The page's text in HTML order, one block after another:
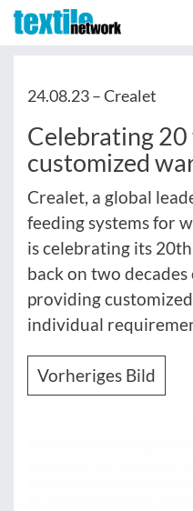
24.08.23 –Crealet
Celebrating 20
customized
Crealet, a global
feeding systems for
is celebrating its
back on two
providing
individual
Vorheriges Bild